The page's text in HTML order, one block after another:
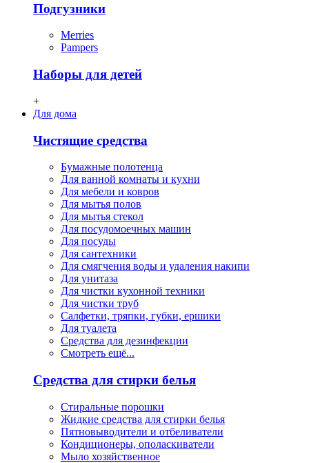
Подгузники
Merries
Pampers
Наборы для детей
+
Для дома
Чистящие средства
Бумажные полотенца
Для ванной комнаты и кухни
Для мебели и ковров
Для мытья полов
Для мытья стекол
Для посудомоечных машин
Для посуды
Для сантехники
Для смягчения воды и удаления накипи
Для унитаза
Для чистки кухонной техники
Для чистки труб
Салфетки, тряпки, губки, ершики
Для туалета
Средства для дезинфекции
Смотреть ещё...
Средства для стирки белья
Стиральные порошки
Жидкие средства для стирки белья
Пятновыводители и отбеливатели
Кондиционеры, ополаскиватели
Мыло хозяйственное